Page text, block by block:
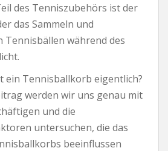
des Tenniszubehörs ist der
das Sammeln und
Tennisbällen während des
ein Tennisballkorb eigentlich?
werden wir uns genau mit
und die
untersuchen, die das
beeinflussen